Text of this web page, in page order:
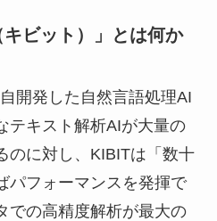
ビット）」とは何か
開発した自然言語処理AI
テキスト解析AIが大量の
のに対し、KIBITは「数十
パフォーマンスを発揮で
での高精度解析が最大の